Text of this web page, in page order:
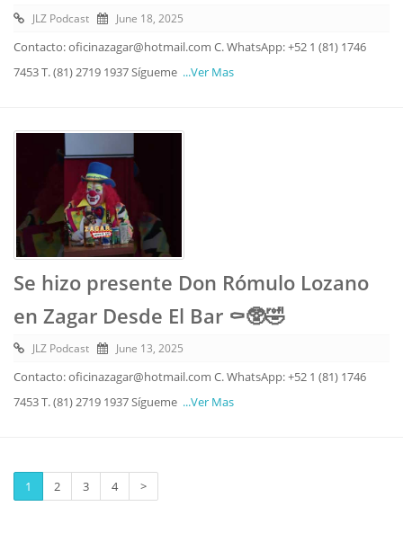
JLZ Podcast June 18, 2025
Contacto: oficinazagar@hotmail.com C. WhatsApp: +52 1 (81) 1746
7453 T. (81) 2719 1937 Sígueme ...Ver Mas
Se hizo presente Don Rómulo Lozano
en Zagar Desde El Bar ⚰️🥸🤣
JLZ Podcast June 13, 2025
Contacto: oficinazagar@hotmail.com C. WhatsApp: +52 1 (81) 1746
7453 T. (81) 2719 1937 Sígueme ...Ver Mas
1 2 3 4 >